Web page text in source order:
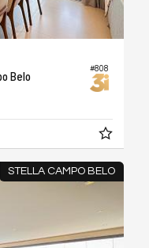
#808
Belo
STELLA CAMPO BELO